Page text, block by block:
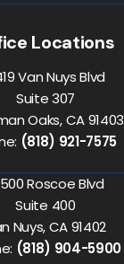
Locations
Van Nuys Blvd
Suite 307
Oaks, CA 91403
(818) 921-7575
Roscoe Blvd
Suite 400
Nuys, CA 91402
(818) 904-5900